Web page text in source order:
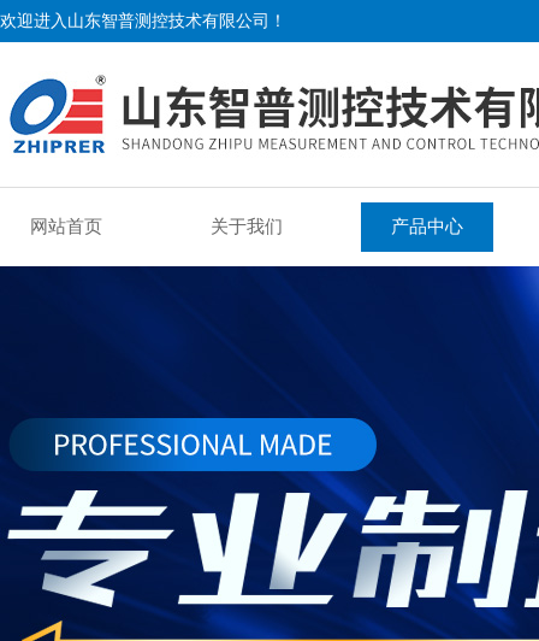
欢迎进入山东智普测控技术有限公司！
网站首页 关于我们 产品中心